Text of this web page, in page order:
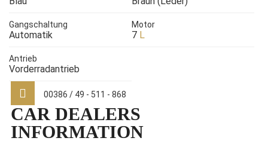
Gangschaltung
Automatik
Motor
7L
Antrieb
Vorderradantrieb
00386 / 49 - 511 - 868
CAR DEALERS
INFORMATION